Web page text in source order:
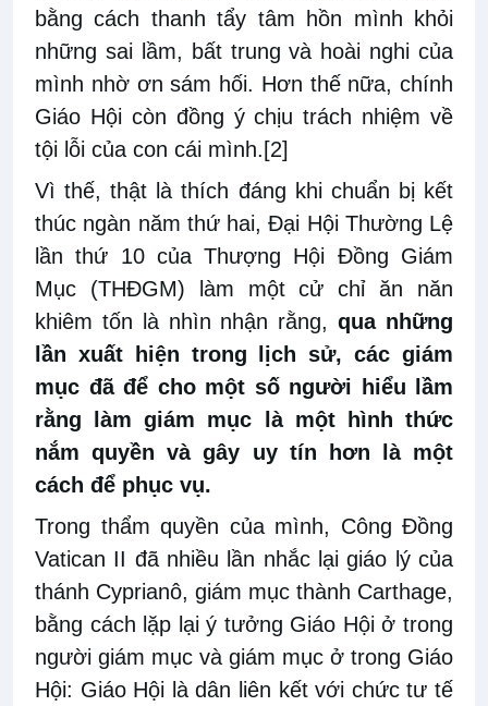
bằng cách thanh tẩy tâm hồn mình khỏi
những sai lầm, bất trung và hoài nghi của
mình nhờ ơn sám hối. Hơn thế nữa, chính
Giáo Hội còn đồng ý chịu trách nhiệm về
tội lỗi của con cái mình. [2]
Vì thế, thật là thích đáng khi chuẩn bị kết
thúc ngàn năm thứ hai, Đại Hội Thường Lệ
lần thứ 10 của Thượng Hội Đồng Giám
Mục (THĐGM) làm một cử chỉ ăn năn
khiêm tốn là nhìn nhận rằng,qua những
lần xuất hiện trong lịch sử, các giám
mục đã để cho một số người hiểu lầm
rằng làm giám mục là một hình thức
nắm quyền và gây uy tín hơn là một
cách để phục vụ.
Trong thẩm quyền của mình, Công Đồng
Vatican II đã nhiều lần nhắc lại giáo lý của
thánh Cyprianô, giám mục thành Carthage,
bằng cách lặp lại ý tưởng Giáo Hội ở trong
người giám mục và giám mục ở trong Giáo
Hội: Giáo Hội là dân liên kết với chức tư tế